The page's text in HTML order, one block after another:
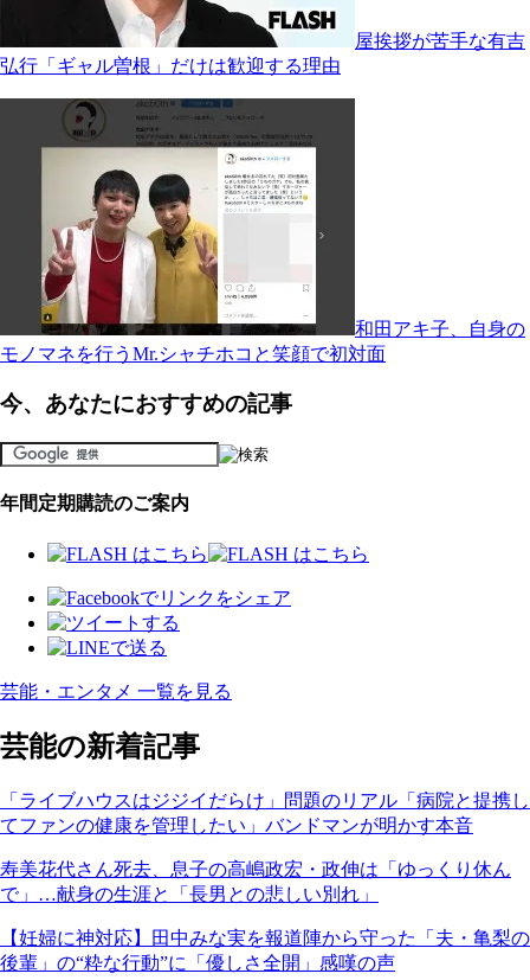
屋挨拶が苦手な有吉
弘行「ギャル曽根」だけは歓迎する理由
和田アキ子、自身の
モノマネを行うMr.シャチホコと笑顔で初対面
今、あなたにおすすめの記事
年間定期購読のご案内
芸能・エンタメ 一覧を見る
芸能の新着記事
「ライブハウスはジジイだらけ」問題のリアル「病院と提携し
てファンの健康を管理したい」バンドマンが明かす本音
寿美花代さん死去、息子の高嶋政宏・政伸は「ゆっくり休ん
で」…献身の生涯と「長男との悲しい別れ」
【妊婦に神対応】田中みな実を報道陣から守った「夫・亀梨の
後輩」の“粋な行動”に「優しさ全開」感嘆の声